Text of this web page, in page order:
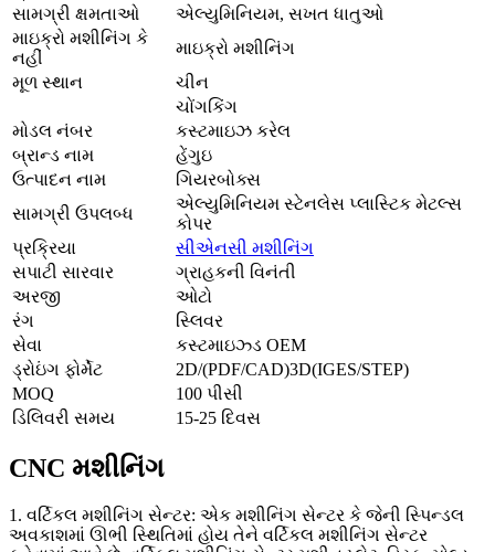
સામગ્રી ક્ષમતાઓ
એલ્યુમિનિયમ, સખત ધાતુઓ
માઇક્રો મશીનિંગ કે
નહીં
માઇક્રો મશીનિંગ
મૂળ સ્થાન
ચીન
ચોંગકિંગ
મોડલ નંબર
કસ્ટમાઇઝ કરેલ
બ્રાન્ડ નામ
હેંગુઇ
ઉત્પાદન નામ
ગિયરબોક્સ
સામગ્રી ઉપલબ્ધ
એલ્યુમિનિયમ સ્ટેનલેસ પ્લાસ્ટિક મેટલ્સ
કોપર
પ્રક્રિયા
સીએનસી મશીનિંગ
સપાટી સારવાર
ગ્રાહકની વિનંતી
અરજી
ઓટો
રંગ
સ્લિવર
સેવા
કસ્ટમાઇઝ્ડ OEM
ડ્રોઇંગ ફોર્મેટ
2D/(PDF/CAD)3D(IGES/STEP)
MOQ
100 પીસી
ડિલિવરી સમય
15-25 દિવસ
CNC મશીનિંગ
1. વર્ટિકલ મશીનિંગ સેન્ટર: એક મશીનિંગ સેન્ટર કે જેની સ્પિન્ડલ
અવકાશમાં ઊભી સ્થિતિમાં હોય તેને વર્ટિકલ મશીનિંગ સેન્ટર